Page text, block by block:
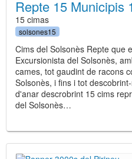
Repte 15 Municipis
15 cimas
solsones15
Cims del Solsonès Repte que
Excursionista del Solsonès,
cames, tot gaudint de racons
Solsonès, i fins i tot
d'anar descrobrint 15 cims
del Solsonès…